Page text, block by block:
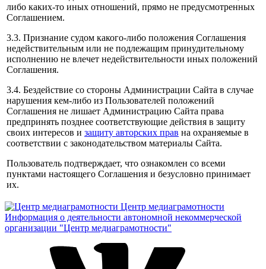
либо каких-то иных отношений, прямо не предусмотренных
Соглашением.
3.3. Признание судом какого-либо положения Соглашения
недействительным или не подлежащим принудительному
исполнению не влечет недействительности иных положений
Соглашения.
3.4. Бездействие со стороны Администрации Сайта в случае
нарушения кем-либо из Пользователей положений
Соглашения не лишает Администрацию Сайта права
предпринять позднее соответствующие действия в защиту
своих интересов и защиту авторских прав на охраняемые в
соответствии с законодательством материалы Сайта.
Пользователь подтверждает, что ознакомлен со всеми
пунктами настоящего Соглашения и безусловно принимает
их.
Центр медиаграмотности
Информация о деятельности автономной некоммерческой
организации "Центр медиаграмотности"